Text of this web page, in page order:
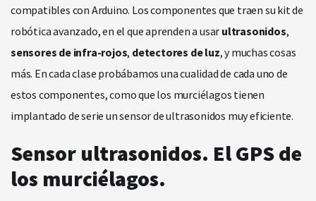
compatibles con Arduino. Los componentes que traen su kit de
robótica avanzado, en el que aprenden a usar ultrasonidos,
sensores de infra-rojos, detectores de luz, y muchas cosas
más. En cada clase probábamos una cualidad de cada uno de
estos componentes, como que los murciélagos tienen
implantado de serie un sensor de ultrasonidos muy eficiente.
Sensor ultrasonidos. El GPS de
los murciélagos.